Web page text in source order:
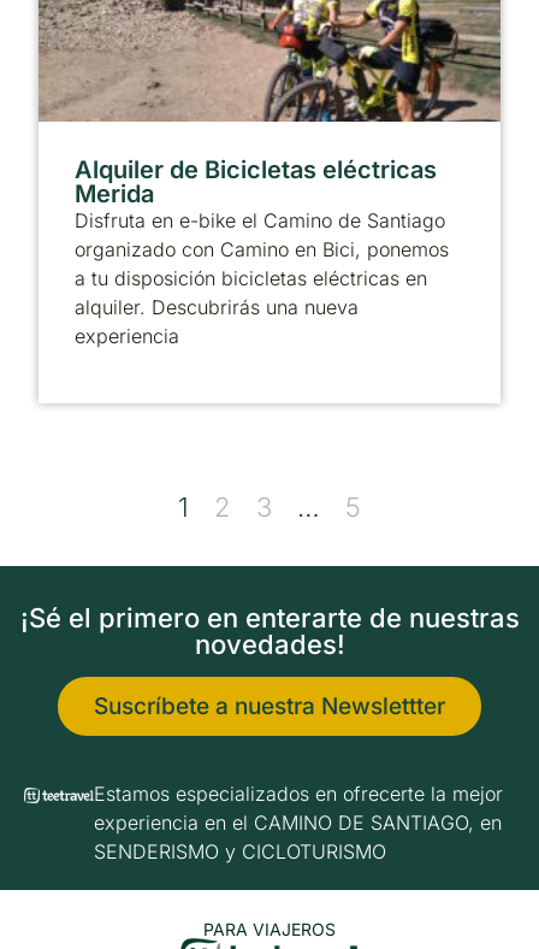
Alquiler de Bicicletas eléctricas
Merida
Disfruta en e-bike el Camino de Santiago
organizado con Camino en Bici, ponemos
a tu disposición bicicletas eléctricas en
alquiler. Descubrirás una nueva
experiencia
1 2 3 … 5
¡Sé el primero en enterarte de nuestras
novedades!
Suscríbete a nuestra Newslettter
Estamos especializados en ofrecerte la mejor
experiencia en el CAMINO DE SANTIAGO, en
SENDERISMO y CICLOTURISMO
PARA VIAJEROS